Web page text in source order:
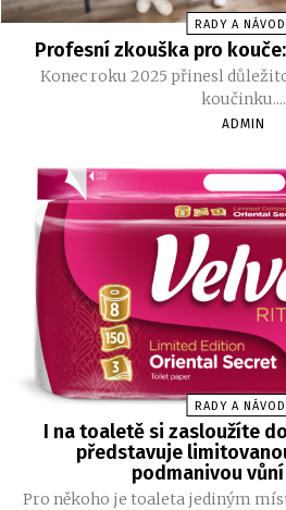
RADY A
Profesní zkouška pro
Konec roku 2025 přinesl
koučinku....
ADMIN
RADY A
I na toaletě si zasloužíte
představuje
podmanivou
Pro někoho je toaleta jediným